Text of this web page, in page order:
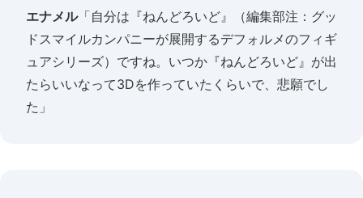
エナメル「自分は『ねんどろいど』（編集部注：グッ
ドスマイルカンパニーが展開するデフォルメのフィギ
ュアシリーズ）ですね。いつか『ねんどろいど』が出
たらいいなって3Dを作っていたくらいで、悲願でし
た」